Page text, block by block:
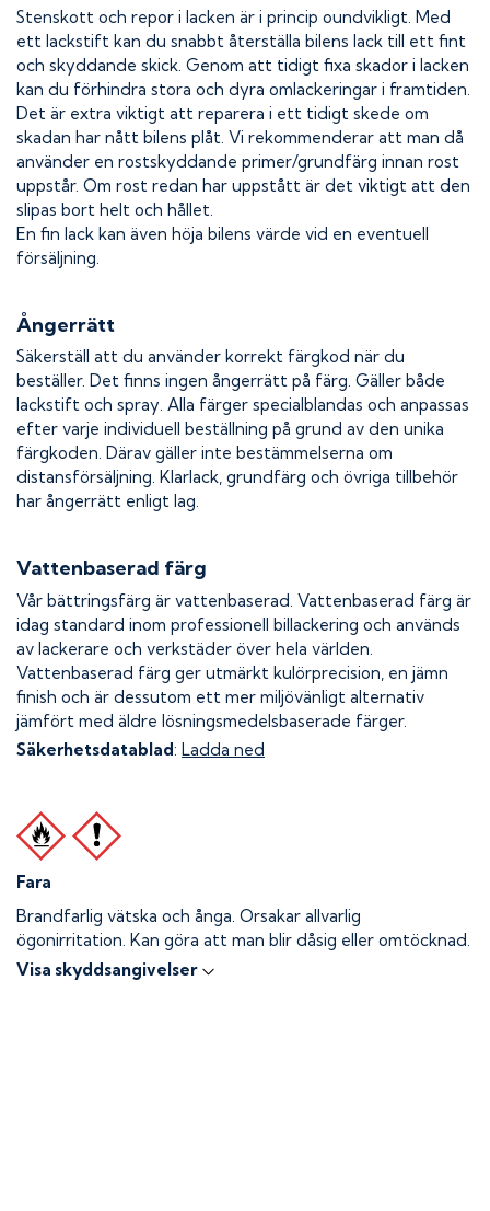
Stenskott och repor i lacken är i princip oundvikligt. Med
ett lackstift kan du snabbt återställa bilens lack till ett fint
och skyddande skick. Genom att tidigt fixa skador i lacken
kan du förhindra stora och dyra omlackeringar i framtiden.
Det är extra viktigt att reparera i ett tidigt skede om
skadan har nått bilens plåt. Vi rekommenderar att man då
använder en rostskyddande primer/grundfärg innan rost
uppstår. Om rost redan har uppstått är det viktigt att den
slipas bort helt och hållet.
En fin lack kan även höja bilens värde vid en eventuell
försäljning.
Ångerrätt
Säkerställ att du använder korrekt färgkod när du
beställer. Det finns ingen ångerrätt på färg. Gäller både
lackstift och spray. Alla färger specialblandas och anpassas
efter varje individuell beställning på grund av den unika
färgkoden. Därav gäller inte bestämmelserna om
distansförsäljning. Klarlack, grundfärg och övriga tillbehör
har ångerrätt enligt lag.
Vattenbaserad färg
Vår bättringsfärg är vattenbaserad. Vattenbaserad färg är
idag standard inom professionell billackering och används
av lackerare och verkstäder över hela världen.
Vattenbaserad färg ger utmärkt kulörprecision, en jämn
finish och är dessutom ett mer miljövänligt alternativ
jämfört med äldre lösningsmedelsbaserade färger.
Säkerhetsdatablad: Ladda ned
Fara
Brandfarlig vätska och ånga. Orsakar allvarlig
ögonirritation. Kan göra att man blir dåsig eller omtöcknad.
Visa skyddsangivelser